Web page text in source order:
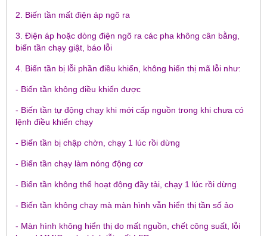
2. Biến tần mất điện áp ngõ ra
3. Điện áp hoặc dòng điện ngõ ra các pha không cân bằng,
biến tần chạy giật, báo lỗi
4. Biến tần bị lỗi phần điều khiển, không hiển thị mã lỗi như:
- Biến tần không điều khiển được
- Biến tần tự động chạy khi mới cấp nguồn trong khi chưa có
lệnh điều khiển chạy
- Biến tần bị chập chờn, chạy 1 lúc rồi dừng
- Biến tần chạy làm nóng động cơ
- Biến tần không thể hoạt động đầy tải, chạy 1 lúc rồi dừng
- Biến tần không chạy mà màn hình vẫn hiển thị tần số ảo
- Màn hình không hiển thị do mất nguồn, chết công suất, lỗi